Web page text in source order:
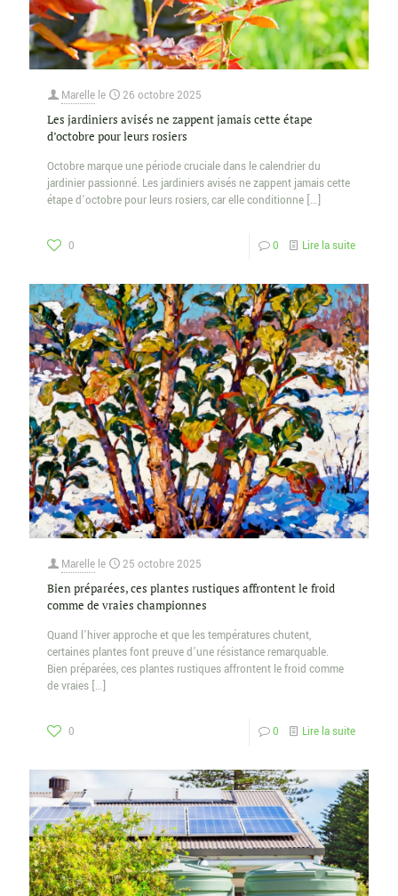
Marelle le 26 octobre 2025
Les jardiniers avisés ne zappent jamais cette étape
d’octobre pour leurs rosiers
Octobre marque une période cruciale dans le calendrier du
jardinier passionné. Les jardiniers avisés ne zappent jamais cette
étape d’octobre pour leurs rosiers, car elle conditionne […]
0 0 Lire la suite
Marelle le 25 octobre 2025
Bien préparées, ces plantes rustiques affrontent le froid
comme de vraies championnes
Quand l’hiver approche et que les températures chutent,
certaines plantes font preuve d’une résistance remarquable.
Bien préparées, ces plantes rustiques affrontent le froid comme
de vraies […]
0 0 Lire la suite